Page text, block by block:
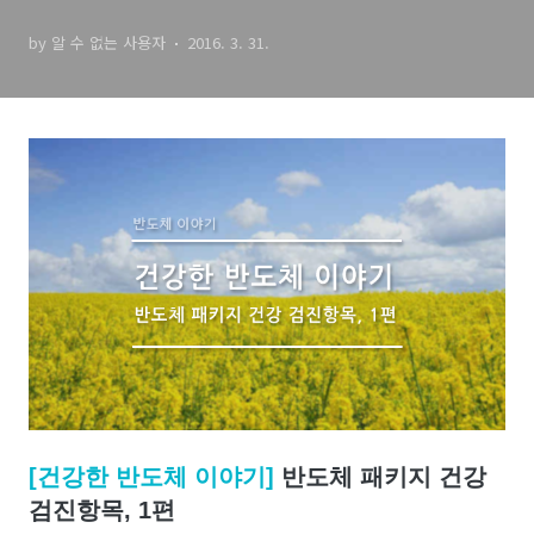
by 알 수 없는 사용자 2016. 3. 31.
[건강한 반도체 이야기] 반도체 패키지 건강
검진항목, 1편